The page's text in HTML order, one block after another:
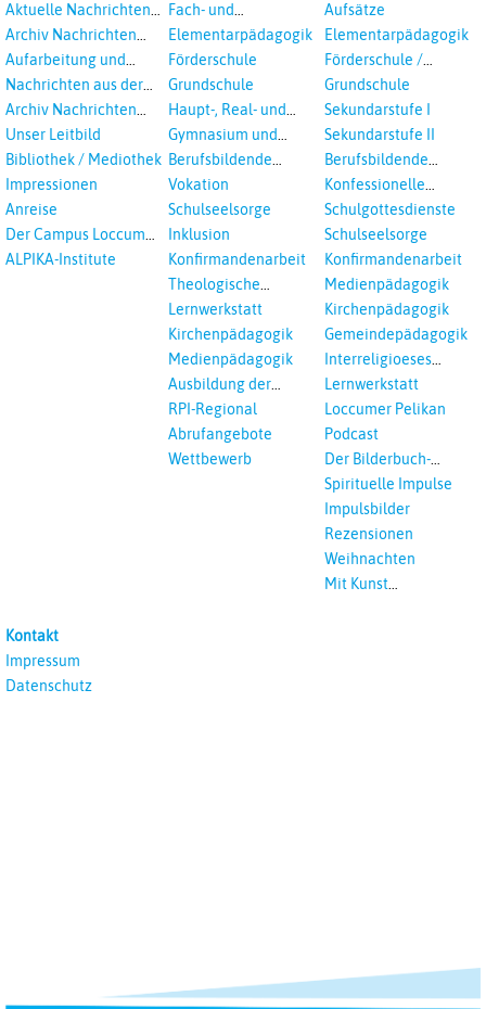
Aktuelle Nachrichten
aus dem RPI
Archiv Nachrichten
aus dem RPI ab 2018
Aufarbeitung und
Prävention
Landeskirche und EKD
Nachrichten aus der
Landeskirche
Archiv Nachrichten
aus der Landeskirche
Unser Leitbild
Bibliothek / Mediothek
Impressionen
Anreise
Der Campus Loccum
und Loccumer
ALPIKA-Institute
Fach- und
Studientagungen
Elementarpädagogik
Förderschule
Grundschule
Haupt-, Real- und
Oberschule
Gymnasium und
Gesamtschule
Berufsbildende
Schulen
Vokation
Schulseelsorge
Inklusion
Konfirmandenarbeit
Theologische
Fortbildungen,
Interreligöses Lernen
Lernwerkstatt
Kirchenpädagogik
Medienpädagogik
Ausbildung der
Vikar*innen
RPI-Regional
Abrufangebote
Wettbewerb
Aufsätze
Elementarpädagogik
Förderschule /
Inklusion
Grundschule
Sekundarstufe I
Sekundarstufe II
Berufsbildende
Schulen
Konfessionelle
Kooperation
Schulgottesdienste
Schulseelsorge
Konfirmandenarbeit
Medienpädagogik
Kirchenpädagogik
Gemeindepädagogik
Interreligioeses
Lernen
Lernwerkstatt
Loccumer Pelikan
Podcast
Der Bilderbuch-
Podcast
Spirituelle Impulse
Impulsbilder
Rezensionen
Weihnachten
Mit Kunst
Kontakt
Impressum
Datenschutz